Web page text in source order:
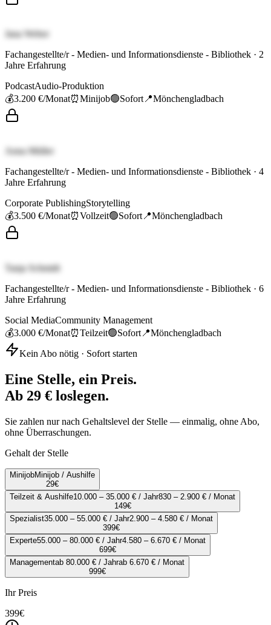
Jana Weber
Fachangestellte/r - Medien- und Informationsdienste - Bibliothek · 2
Jahre Erfahrung
PodcastAudio-Produktion
💰3.200 €/Monat⏰Minijob🟢Sofort 📍Mönchengladbach
Anna Müller
Fachangestellte/r - Medien- und Informationsdienste - Bibliothek · 4
Jahre Erfahrung
Corporate PublishingStorytelling
💰3.500 €/Monat⏰Vollzeit🟢Sofort 📍Mönchengladbach
Tanja Schmidt
Fachangestellte/r - Medien- und Informationsdienste - Bibliothek · 6
Jahre Erfahrung
Social MediaCommunity Management
💰3.000 €/Monat⏰Teilzeit🟢Sofort 📍Mönchengladbach
Kein Abo nötig · Sofort starten
Eine Stelle, ein Preis.
Ab 29 € loslegen.
Sie zahlen nur nach Gehaltslevel der Stelle — einmalig, ohne Abo,
ohne Überraschungen.
Gehalt der Stelle
MinijobMinijob / Aushilfe
29€
Teilzeit & Aushilfe10.000 – 35.000 € / Jahr830 – 2.900 € / Monat
149€
Spezialist35.000 – 55.000 € / Jahr2.900 – 4.580 € / Monat
399€
Experte55.000 – 80.000 € / Jahr4.580 – 6.670 € / Monat
699€
Managementab 80.000 € / Jahrab 6.670 € / Monat
999€
Ihr Preis
399€